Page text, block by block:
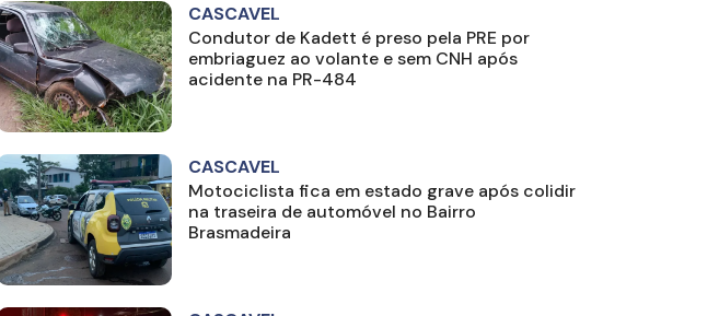
CASCAVEL
Condutor de Kadett é preso pela PRE por
embriaguez ao volante e sem CNH após
acidente na PR-484
CASCAVEL
Motociclista fica em estado grave após colidir
na traseira de automóvel no Bairro
Brasmadeira